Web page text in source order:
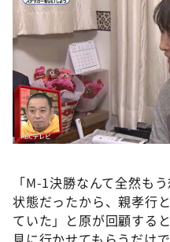
「M-1決勝なんて全然も
状態だったから、親孝行
ていた」と原が回顧する